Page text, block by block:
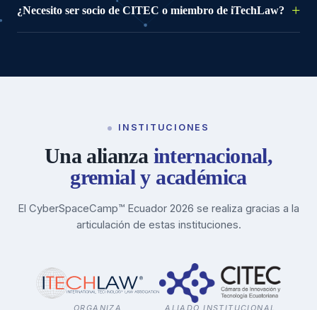
¿Necesito ser socio de CITEC o miembro de iTechLaw?
INSTITUCIONES
Una alianza internacional,
gremial y académica
El CyberSpaceCamp™ Ecuador 2026 se realiza gracias a la
articulación de estas instituciones.